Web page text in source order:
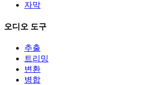
자막
오디오 도구
추출
트리밍
변환
병합